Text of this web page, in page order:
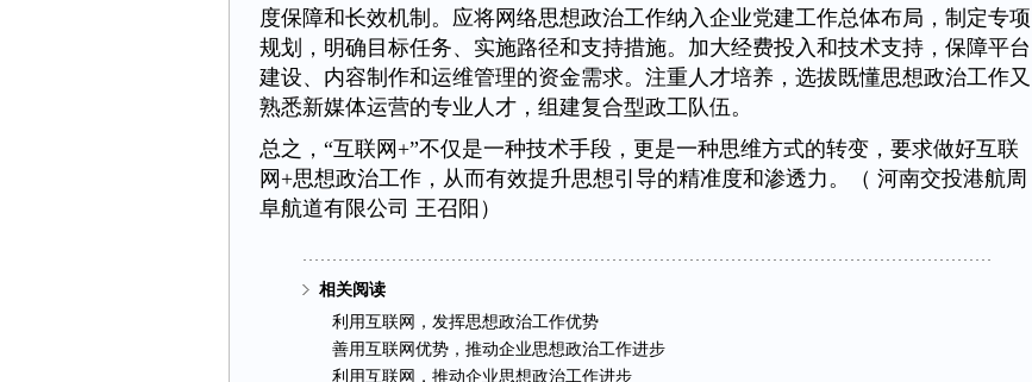
度保障和长效机制。应将网络思想政治工作纳入企业党建工作总体布局，制定专项
规划，明确目标任务、实施路径和支持措施。加大经费投入和技术支持，保障平台
建设、内容制作和运维管理的资金需求。注重人才培养，选拔既懂思想政治工作又
熟悉新媒体运营的专业人才，组建复合型政工队伍。
总之，“互联网+”不仅是一种技术手段，更是一种思维方式的转变，要求做好互联
网+思想政治工作，从而有效提升思想引导的精准度和渗透力。（ 河南交投港航周
阜航道有限公司 王召阳 ）
相关阅读
利用互联网，发挥思想政治工作优势
善用互联网优势，推动企业思想政治工作进步
利用互联网，推动企业思想政治工作进步